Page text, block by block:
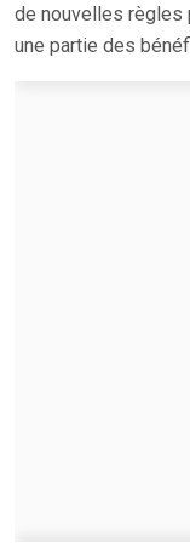
de nouvelles règles
une partie des